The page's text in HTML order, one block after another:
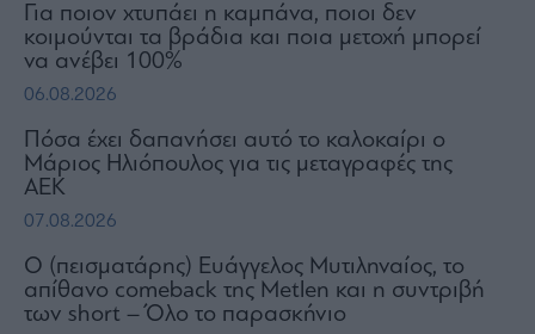
Για ποιον χτυπάει η καμπάνα, ποιοι δεν
κοιμούνται τα βράδια και ποια μετοχή μπορεί
να ανέβει 100%
06.08.2026
Πόσα έχει δαπανήσει αυτό το καλοκαίρι ο
Μάριος Ηλιόπουλος για τις μεταγραφές της
ΑΕΚ
07.08.2026
Ο (πεισματάρης) Ευάγγελος Μυτιληναίος, το
απίθανο comeback της Μetlen και η συντριβή
των short – Όλο το παρασκήνιο